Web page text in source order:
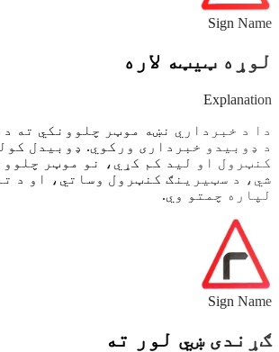
Sign Name
لوړه ټيټه لاره
Explanation
دا د خبرداري نښه موټر چلوونکي ته
د ډوبیدو خبرداری ورکوي. ډوبیدل
کنټرول او لید کم کړي، نو موټر
شي، د سټیرینګ کنټرول وساتي، او د
لپاره چمتو وي.
Sign Name
ګړندی ښي لور ته